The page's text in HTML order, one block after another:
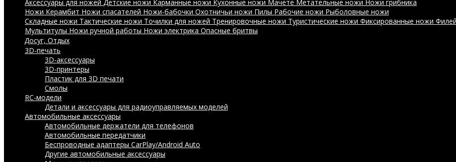
Аксессуары для ножей Детские ножи Карманные ножи Кухонные ножи Мачете Метательные ножи Ножи грибника
Ножи Керамбит Ножи спасателей Ножи-бабочки Охотничьи ножи Пилы Рабочие ножи Рыболовные ножи
Складные ножи Тактические ножи Точилки для ножей Тренировочные ножи Туристические ножи Фиксированные ножи
Мультитулы Ножи ручной работы Ножи электрика Опасные бритвы
Досуг, Отдых
3D-печать
3D-аксессуары
3D-принтеры
Пластик для 3D печати
Смолы
RC-модели
Детали и аксессуары для радиоуправляемых моделей
Автомобильные аксессуары
Автомобильные держатели для телефонов
Автомобильные передатчики
Беспроводные адаптеры CarPlay/Android Auto
Другие автомобильные аксессуары